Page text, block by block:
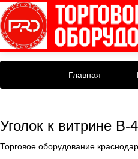
Главная
Уголок к витрине В-
Торговое оборудование краснодар